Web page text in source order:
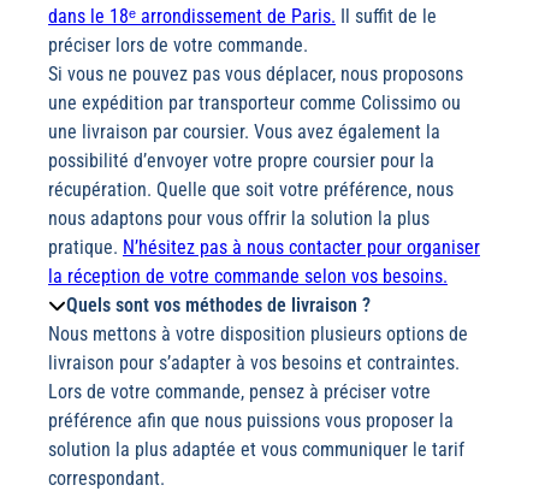
dans le 18ᵉ arrondissement de Paris. Il suffit de le
préciser lors de votre commande.
Si vous ne pouvez pas vous déplacer, nous proposons
une expédition par transporteur comme Colissimo ou
une livraison par coursier. Vous avez également la
possibilité d’envoyer votre propre coursier pour la
récupération. Quelle que soit votre préférence, nous
nous adaptons pour vous offrir la solution la plus
pratique. N’hésitez pas à nous contacter pour organiser
la réception de votre commande selon vos besoins.
Quels sont vos méthodes de livraison ?
Nous mettons à votre disposition plusieurs options de
livraison pour s’adapter à vos besoins et contraintes.
Lors de votre commande, pensez à préciser votre
préférence afin que nous puissions vous proposer la
solution la plus adaptée et vous communiquer le tarif
correspondant.